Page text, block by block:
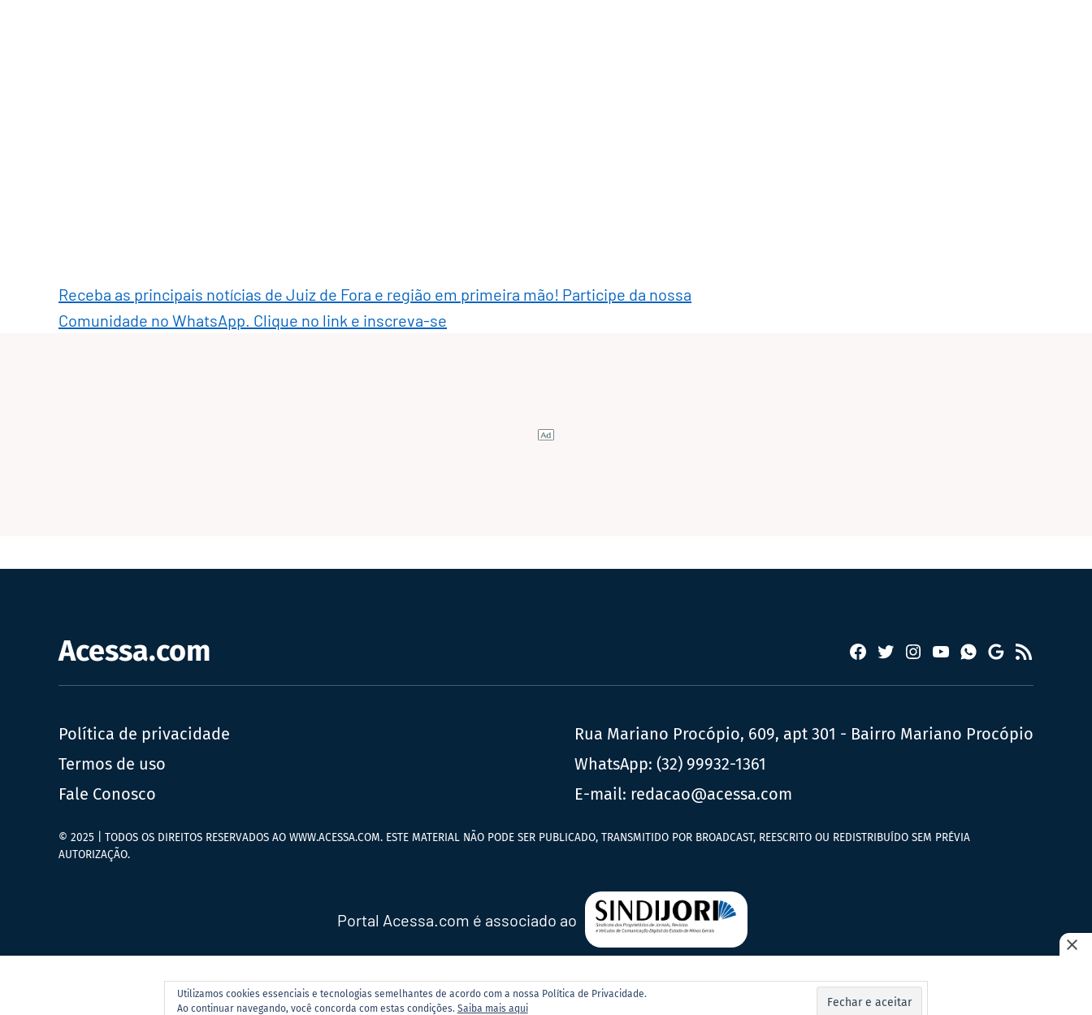
Receba as principais notícias de Juiz de Fora e região em primeira mão! Participe da nossa
Comunidade no WhatsApp. Clique no link e inscreva-se
Acessa.com Facebook
TwitterInstagram
YouTubeWhatsapp
Google
News
RSS
Política de privacidade
Termos de uso
Fale Conosco
Rua Mariano Procópio, 609, apt 301 - Bairro Mariano Procópio
WhatsApp: (32) 99932-1361
E-mail: redacao@acessa.com
Utilizamos cookies essenciais e tecnologias semelhantes de acordo com a nossa Política de Privacidade.
Ao continuar navegando, você concorda com estas condições. Saiba mais aqui
© 2025 | TODOS OS DIREITOS RESERVADOS AO WWW.ACESSA.COM. ESTE MATERIAL NÃO PODE SER PUBLICADO, TRANSMITIDO POR BROADCAST, REESCRITO OU REDISTRIBUÍDO SEM PRÉVIA
AUTORIZAÇÃO.
Portal Acessa.com é associado ao